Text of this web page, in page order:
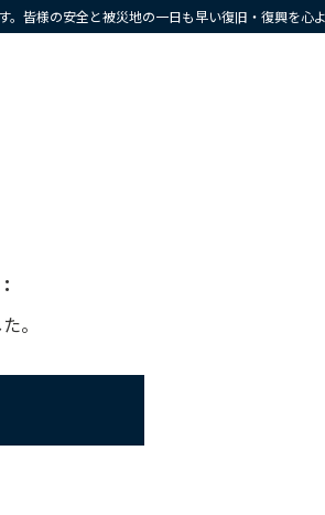
皆様の安全と被災地の一日も早い復旧・復興を心
。